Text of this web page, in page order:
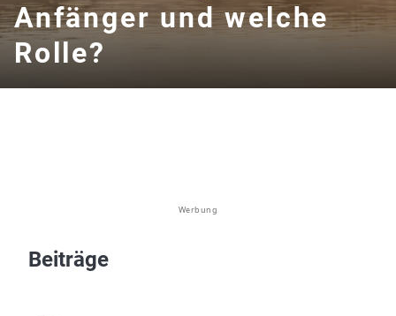
Anfänger und welche
Rolle?
Werbung
Beiträge